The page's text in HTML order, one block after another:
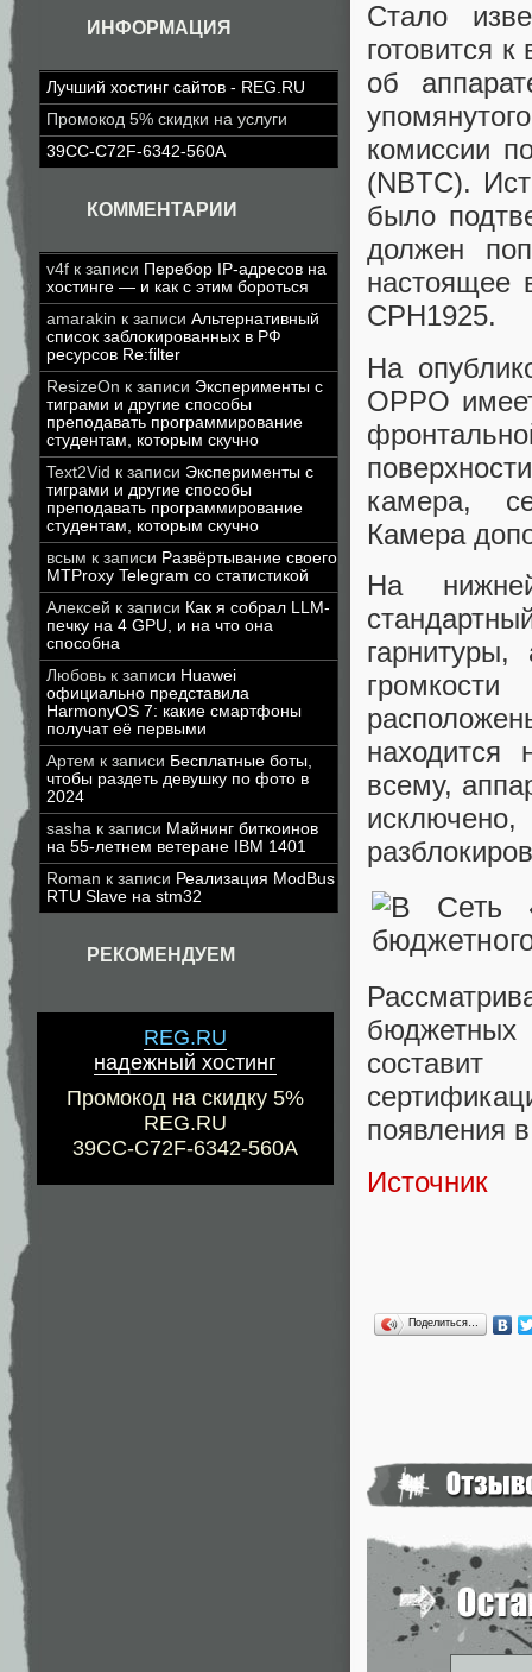
ИНФОРМАЦИЯ
Лучший хостинг сайтов - REG.RU
Промокод 5% скидки на услуги
39CC-C72F-6342-560A
КОММЕНТАРИИ
v4f к записи Перебор IP-адресов на
хостинге — и как с этим бороться
amarakin к записи Альтернативный
список заблокированных в РФ
ресурсов Re:filter
ResizeOn к записи Эксперименты с
тиграми и другие способы
преподавать программирование
студентам, которым скучно
Text2Vid к записи Эксперименты с
тиграми и другие способы
преподавать программирование
студентам, которым скучно
всым к записи Развёртывание своего
MTProxy Telegram со статистикой
Алексей к записи Как я собрал LLM-
печку на 4 GPU, и на что она
способна
Любовь к записи Huawei
официально представила
HarmonyOS 7: какие смартфоны
получат её первыми
Артем к записи Бесплатные боты,
чтобы раздеть девушку по фото в
2024
sasha к записи Майнинг биткоинов
на 55-летнем ветеране IBM 1401
Roman к записи Реализация ModBus
RTU Slave на stm32
РЕКОМЕНДУЕМ
REG.RU
надежный хостинг
Промокод на скидку 5%
REG.RU
39CC-C72F-6342-560A
Стало
готовится
об
комиссии
(NBTC).
было
должен
настоящее
CPH1925.
На
OPPO
камера,
Камера
На
находится
всему,
появления
Источник
Поделиться…